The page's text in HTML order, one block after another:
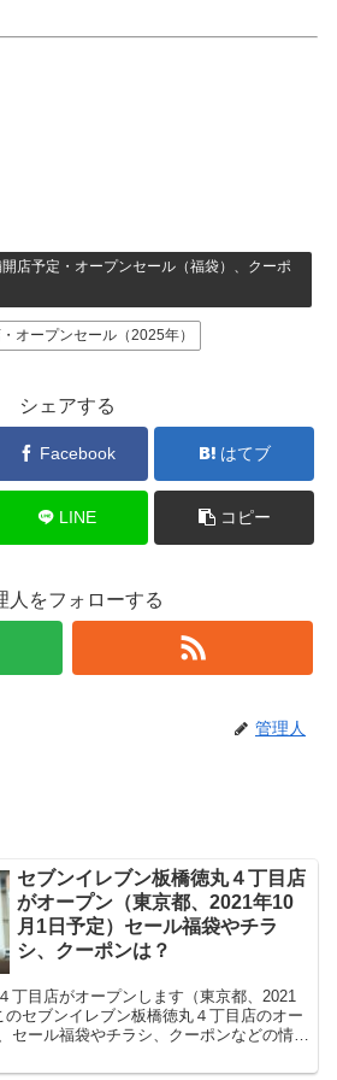
店予定・オープンセール（福袋）、クーポ
オープンセール（2025年）
シェアする
Facebook はてブ
LINE コピー
人をフォローする
管理人
セブンイレブン板橋徳丸４丁目店
がオープン（東京都、2021年10
月1日予定）セール福袋やチラ
シ、クーポンは？
丁目店がオープンします（東京都、2021
セブンイレブン板橋徳丸４丁目店のオー
セール福袋やチラシ、クーポンなどの情報